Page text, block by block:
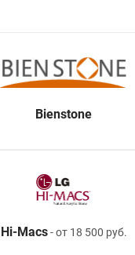
Bienstone
Hi-Macs- от 18 500 руб.